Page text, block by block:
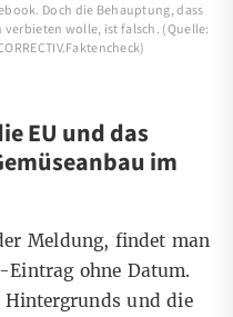
Doch die Behauptung, dass
verbieten wolle, ist falsch. (Quelle:
EU und das
im
Meldung, findet man
Eintrag ohne Datum.
Hintergrunds und die